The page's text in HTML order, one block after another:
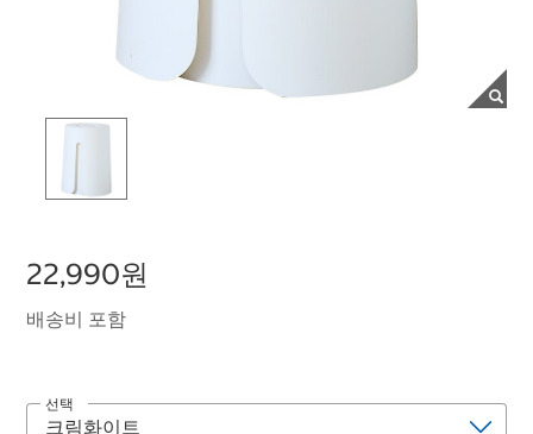
22,990원
배송비 포함
선택